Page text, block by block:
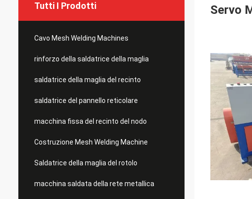
Tutti I Prodotti
Cavo Mesh Welding Machines
rinforzo della saldatrice della maglia
saldatrice della maglia del recinto
saldatrice del pannello reticolare
macchina fissa del recinto del nodo
Costruzione Mesh Welding Machine
Saldatrice della maglia del rotolo
macchina saldata della rete metallica
Servo